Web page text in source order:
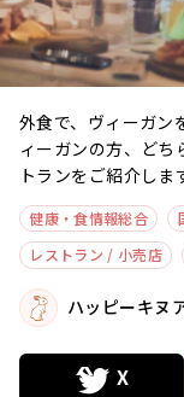
外食で、ヴィーガン
ィーガンの方、どち
トランをご紹介しま
健康・食情報総合
レストラン / 小売店
ハッピーキヌ